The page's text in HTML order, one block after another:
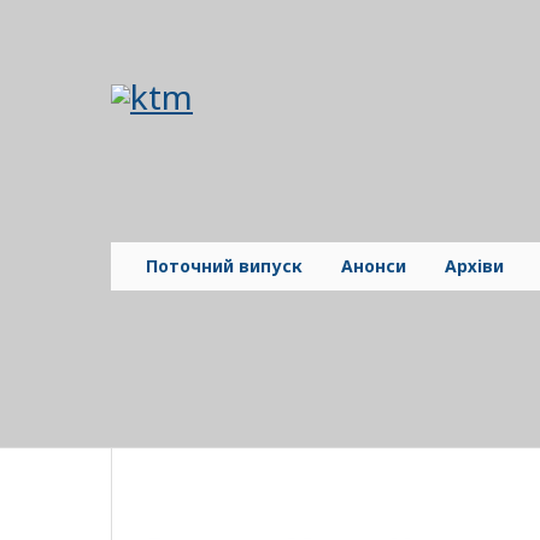
Поточний випуск Анонси Архіви